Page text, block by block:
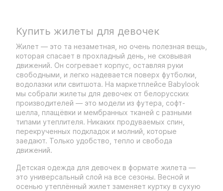
Купить жилеты для девочек
Жилет — это та незаметная, но очень полезная вещь,
которая спасает в прохладный день, не сковывая
движений. Он согревает корпус, оставляя руки
свободными, и легко надевается поверх футболки,
водолазки или свитшота. На маркетплейсе Babylook
мы собрали жилеты для девочек от белорусских
производителей — это модели из футера, софт-
шелла, плащёвки и мембранных тканей с разными
типами утеплителя. Никаких продуваемых спин,
перекрученных подкладок и молний, которые
заедают. Только удобство, тепло и свобода
движений.
Детская одежда для девочек в формате жилета —
это универсальный слой на все сезоны. Весной и
осенью утеплённый жилет заменяет куртку в сухую